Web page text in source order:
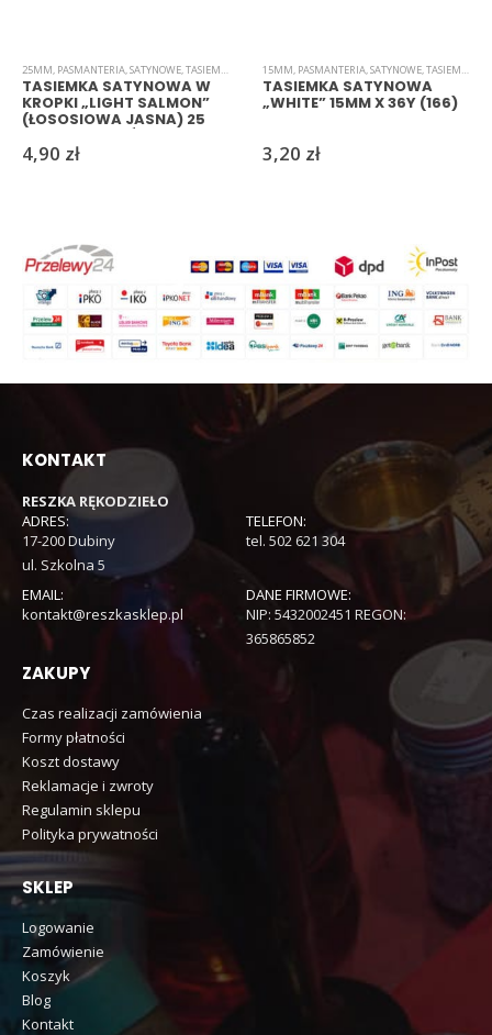
25MM, PASMANTERIA,SATYNOWE,TASIEMKI
TASIEMKA SATYNOWA W
KROPKI „LIGHT SALMON”
(ŁOSOSIOWA JASNA) 25
4,90 zł
15MM, PASMANTERIA,SATYNOWE,TASIEMKI
TASIEMKA SATYNOWA
„WHITE” 15MM X 36Y (166)
3,20 zł
KONTAKT
RESZKA RĘKODZIEŁO
ADRES:
17-200 Dubiny
ul. Szkolna 5
TELEFON:
tel. 502 621 304
EMAIL:
kontakt@reszkasklep.pl
DANE FIRMOWE:
NIP: 5432002451 REGON:
365865852
ZAKUPY
Czas realizacji zamówienia
Formy płatności
Koszt dostawy
Reklamacje i zwroty
Regulamin sklepu
Polityka prywatności
SKLEP
Logowanie
Zamówienie
Koszyk
Blog
Kontakt